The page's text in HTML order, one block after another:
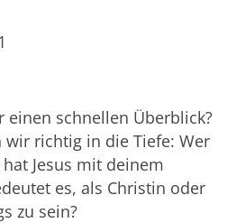
schnellen Überblick?
wir richtig in die Tiefe: Wer
Jesus mit deinem
es, als Christin oder
zu sein?